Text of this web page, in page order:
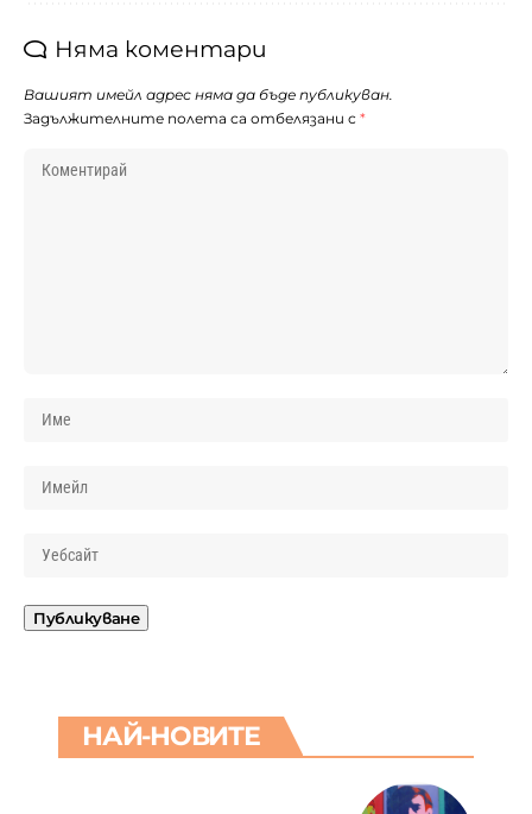
Няма коментари
Вашият имейл адрес няма да бъде публикуван.
Задължителните полета са отбелязани с *
НАЙ-НОВИТЕ